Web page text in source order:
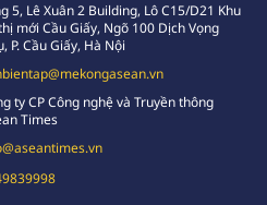
5, Lê Xuân 2 Building, Lô C15/D21 Khu
mới Cầu Giấy, Ngõ 100 Dịch Vọng
P. Cầu Giấy, Hà Nội
ty CP Công nghệ và Truyền thông
Times